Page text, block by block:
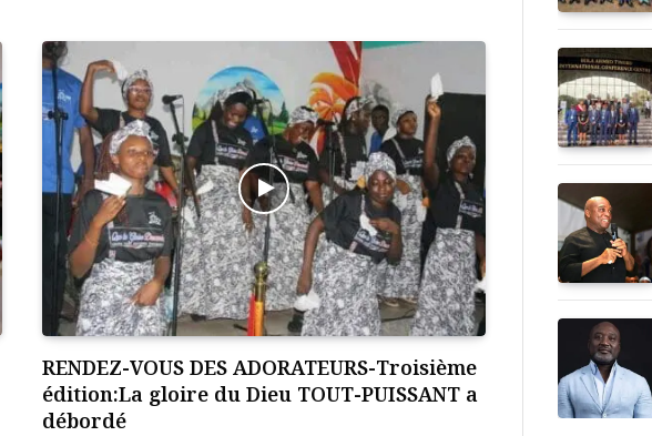
RENDEZ-VOUS DES ADORATEURS-Troisième
édition:La gloire du Dieu TOUT-PUISSANT a
débordé